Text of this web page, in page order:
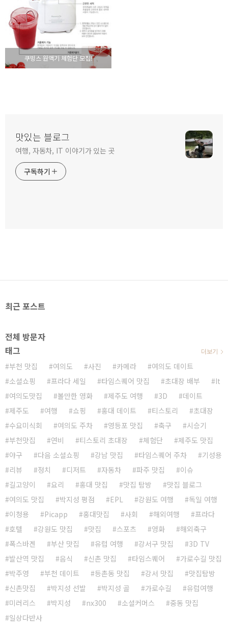
쿠빙스 원액기 체험단 모집!
맛있는 블로그
여행, 자동차, IT 이야기가 있는 곳
구독하기
최근 포스트
전체 방문자
태그
부천 맛집 여의도 사진 카메라
여의도 데이트
소셜쇼핑
프라다 세일 타임스퀘어 맛집 초대장 배부
It
여의도맛집
볼만한 영화 제주도 여행 3D
데이트
제주도
여행 쇼핑 홍대 데이트 티스토리
초대장
수요미식회
여의도 주차 영등포 맛집 축구
시승기
부천맛집
연비 티스토리 초대장 체험단
제주도 맛집
야구
다음 소셜쇼핑 강남 맛집 타임스퀘어 주차
기성용
리뷰
정치 디저트 자동차 파주 맛집
이슈
길고양이
요리 홍대 맛집 맛집 탐방
맛집 블로그
여의도 맛집
박지성 평점 EPL 강원도 여행
독일 여행
이청용
Picapp 홍대맛집 사회 해외여행
프라다
호텔
강원도 맛집 맛집 스포츠 영화
해외축구
폭스바겐
부산 맛집 유럽 여행 강서구 맛집
3D TV
발산역 맛집
음식 신촌 맛집 타임스퀘어
가로수길 맛집
박주영
부천 데이트 등촌동 맛집 강서 맛집
맛집탐방
신촌맛집
박지성 선발 박지성 골 가로수길
유럽여행
미러리스
박지성 nx300 소셜커머스
중동 맛집
일상다반사
더보기